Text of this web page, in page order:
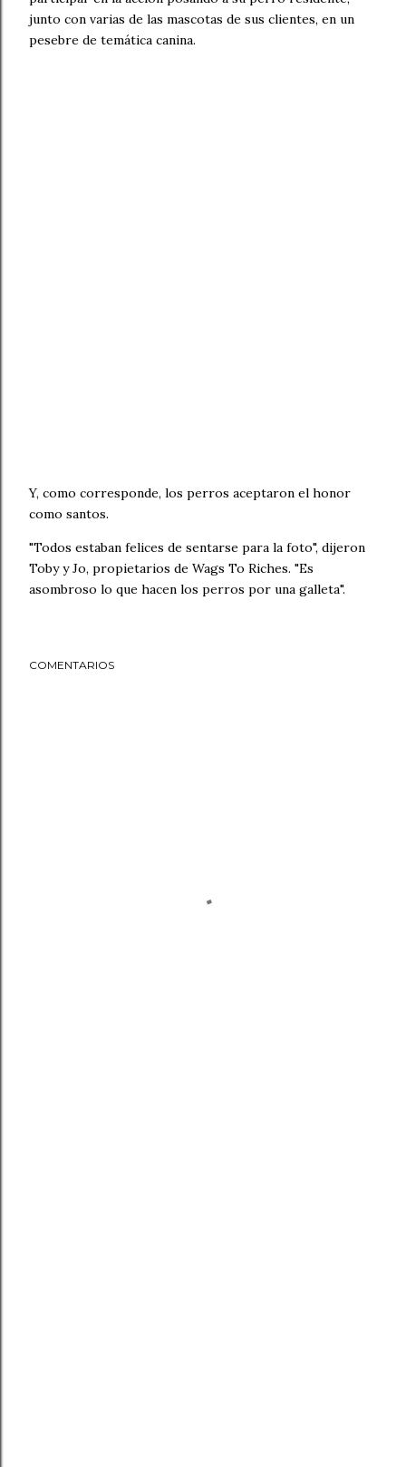
junto con varias de las mascotas de sus clientes, en un
pesebre de temática canina.
Y, como corresponde, los perros aceptaron el honor
como santos.
"Todos estaban felices de sentarse para la foto", dijeron
Toby y Jo, propietarios de Wags To Riches. "Es
asombroso lo que hacen los perros por una galleta".
COMENTARIOS